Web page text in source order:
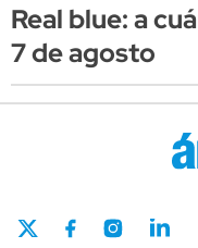
Real blue: a
7 de agosto